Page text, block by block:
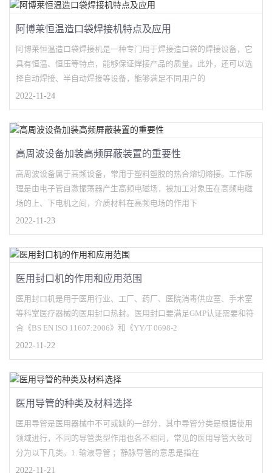
阿博莱恒温造口袋焊接机特点及应用
阿博莱恒温造口袋焊接机是一种专门用于焊接造口袋的焊接设备，它
具有恒温、恒压等特点，能够保证焊接产品的质量。此外，还可以选
择自动焊接、半自动焊接等设备，能够满足不同用户的
2022-11-24
高周波设备加装高频屏蔽装置的重要性
高周波设备属于高频设备，常用于塑料塑胶的热合熔切熔接。工作原
理是由电子管自激振荡器产生高频电磁场，被加工对象压在高频电磁
场的上、下电机之间，介质材料在高频电场的作用下
2022-11-23
医用封口机的作用和应用范围
医用封口机是用于医用行业、工厂、药厂、医院消毒供应室、手术室
等科室医疗器械的医用封口热封。医用封口要满足GMP认证需要和符
合《BS EN ISO 11607:2006》和《YY/T 0698-2
2022-11-22
医用导管的种类及材料选择
医用导管是医用器械中不可或缺的一部分，其中导管分类是根据使用
领域进行，不同的导管类型作用也各不相同，常见的医用导管大致可
分为以下几类。1. 输液导管 ；静脉导管的意思是指在
2022-11-21